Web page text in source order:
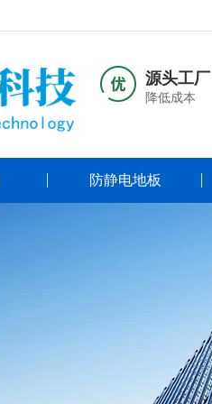
源头工厂
降低成本
防静电地板